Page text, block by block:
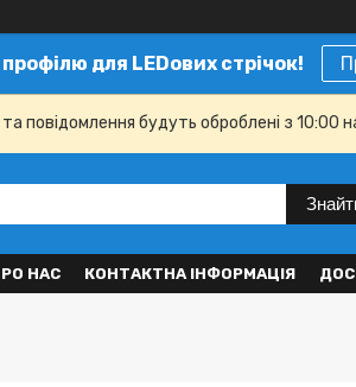
для LEDових стрічок!
повідомлення будуть оброблені з 10:00
НАС КОНТАКТНА ІНФОРМАЦІЯ